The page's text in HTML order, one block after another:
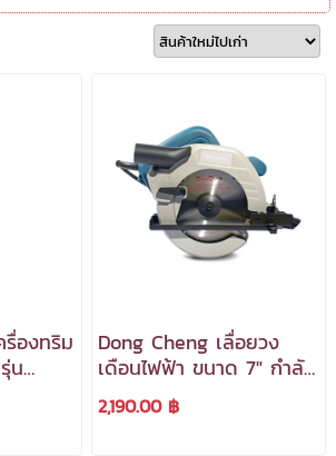
รื่องทริม
น
อลูมิ
กใบ
Dong Cheng เลื่อยวง
เดือนไฟฟ้า ขนาด 7" กำลัง
ไฟ 1500w. รุ่น DMY07-
185 ***สามารถออกใบ
2,190.00 ฿